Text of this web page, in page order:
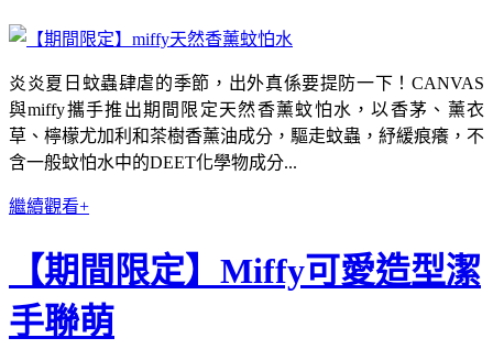
炎炎夏日蚊蟲肆虐的季節，出外真係要提防一下！CANVAS
與miffy攜手推出期間限定天然香薰蚊怕水，以香茅、薰衣
草、檸檬尤加利和茶樹香薰油成分，驅走蚊蟲，紓緩痕癢，不
含一般蚊怕水中的DEET化學物成分...
繼續觀看+
【期間限定】Miffy可愛造型潔
手聯萌